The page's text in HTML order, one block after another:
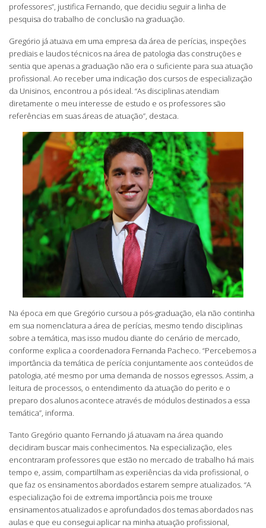
professores”, justifica Fernando, que decidiu seguir a linha de
pesquisa do trabalho de conclusão na graduação.
Gregório já atuava em uma empresa da área de perícias, inspeções
prediais e laudos técnicos na área de patologia das construções e
sentia que apenas a graduação não era o suficiente para sua atuação
profissional. Ao receber uma indicação dos cursos de especialização
da Unisinos, encontrou a pós ideal. “As disciplinas atendiam
diretamente o meu interesse de estudo e os professores são
referências em suas áreas de atuação”, destaca.
Na época em que Gregório cursou a pós-graduação, ela não continha
em sua nomenclatura a área de perícias, mesmo tendo disciplinas
sobre a temática, mas isso mudou diante do cenário de mercado,
conforme explica a coordenadora Fernanda Pacheco. “Percebemos a
importância da temática de perícia conjuntamente aos conteúdos de
patologia, até mesmo por uma demanda de nossos egressos. Assim, a
leitura de processos, o entendimento da atuação do perito e o
preparo dos alunos acontece através de módulos destinados a essa
temática”, informa.
Tanto Gregório quanto Fernando já atuavam na área quando
decidiram buscar mais conhecimentos. Na especialização, eles
encontraram professores que estão no mercado de trabalho há mais
tempo e, assim, compartilham as experiências da vida profissional, o
que faz os ensinamentos abordados estarem sempre atualizados. “A
especialização foi de extrema importância pois me trouxe
ensinamentos atualizados e aprofundados dos temas abordados nas
aulas e que eu consegui aplicar na minha atuação profissional,